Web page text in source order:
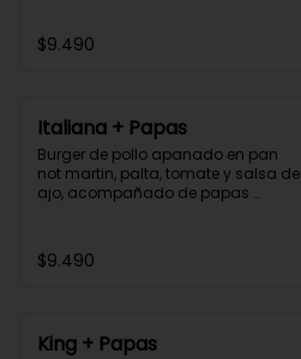
$9.490
Italiana + Papas
Burger de pollo apanado en pan
not martin, palta, tomate y salsa de
ajo, acompañado de papas
$9.490
King + Papas